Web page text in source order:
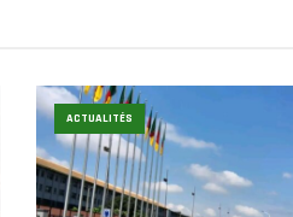
ACTUALITÉS